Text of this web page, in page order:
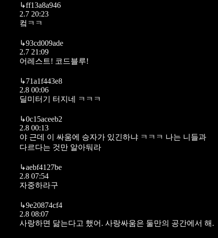
↳ff13a8a946
2.7 20:23
컼ㅋㅋ
↳93cd009ade
2.7 21:09
어레스트! 코드블루!
↳71a1f443e8
2.8 00:06
딜미터기 터지네 ㅋㅋㅋ
↳0c15aceeb2
2.8 00:13
야 근데 이 싸움에 승자가 있긴하냐 ㅋㅋㅋ 나는 니들과
다르다는 것만 알아둬라
↳aebf4127be
2.8 07:54
자중하라구
↳9e20874cf4
2.8 08:07
사랑하면 닮는다고 했어. 사랑싸움은 둘만의 공간에서 해.